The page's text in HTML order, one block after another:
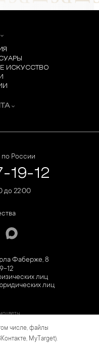
ИСКУССТВО
по России
19-12
до 22:00
Фаберже, 8
12
лиц
лиц
на сайте и в розничной сети
носит рекламный характер и
числе, файлы
MyTarget).